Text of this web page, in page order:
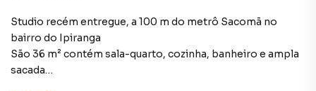
Studio recém entregue, a 100 m do metrô Sacomã no
bairro do Ipiranga
São 36 m² contém sala-quarto, cozinha, banheiro e ampla
sacada